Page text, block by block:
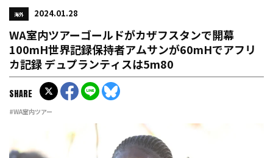
海外 2024.01.28
WA室内ツアーゴールドがカザフスタンで開幕
100mH世界記録保持者アムサンが60mHでアフリ
カ記録 デュプランティスは5m80
#WA室内ツアー
SHARE